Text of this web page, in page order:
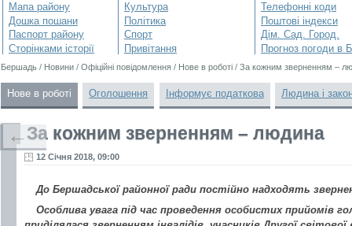
Мапа району
Дошка пошани
Паспорт району
Сторінками історії
Культура
Політика
Спорт
Привітання
Телефонні коди
Поштові індекси
Дім. Сад. Город.
Прогноз погоди в
Бершадь / Новини / Офіційні повідомлення / Нове в роботі / За кожним зверненням –
Нове в роботі Оголошення Інформує податкова Людина і
За кожним зверненням – людина
12 Січня 2018, 09:00
До Бершадської районної ради постійно надходять
Особлива увага під час проведення особистих прийомів
←